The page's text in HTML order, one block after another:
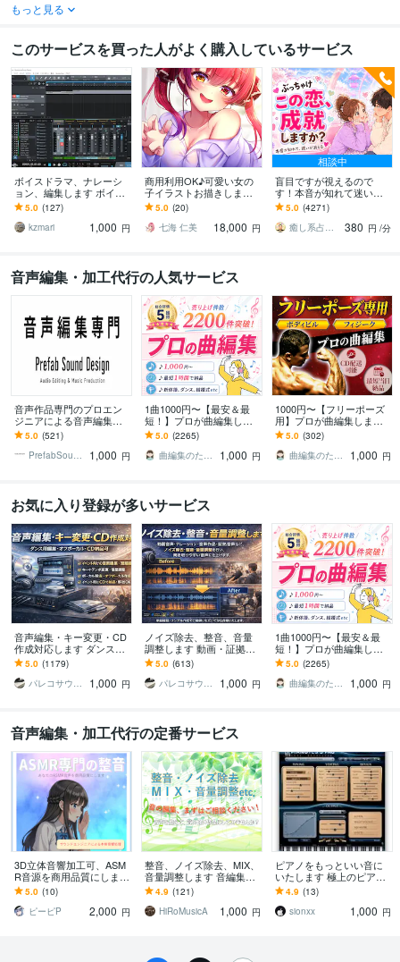
もっと見る
このサービスを買った人がよく購入しているサービス
ボイスドラマ、ナレーシ
ョン、編集します ボイス
ドラマの整音、効果音挿
入等、何でもご相談くだ
さい！
5.0 (127)
kzmari
1,000 円
商用利用OK♪可愛い女の
子イラストお描きします
商用利用可能な、とびっ
きり可愛いイラストをお
描きします♪
5.0 (20)
七海 仁美
18,000 円
相談中
盲目ですが視えるので
す！本音が知れて迷いが
消えます 合わない理由を
見つけ出し整えて一番楽
に噛み合う未来へ導きま
5.0 (4271)
癒し系占い師 まるタロー
380 円 /分
音声編集・加工代行の人気サービス
音声作品専門のプロエン
ジニアによる音声編集で
きます DLsite、シチュエ
ーションボイスなど実績1
000件以上！
5.0 (521)
PrefabSoundDesign
1,000 円
1曲1000円〜【最安＆最
短！】プロが曲編集しま
す カット、メドレー化、
キーやテンポ変更、ボー
カル除去
5.0 (2265)
曲編集のたべたろー
1,000 円
1000円〜【フリーポーズ
用】プロが曲編集します
音楽で差が付く！最後の
一音まで美しく、筋肉美
が引き立つ一曲に
5.0 (302)
曲編集のたべたろー
1,000 円
お気に入り登録が多いサービス
音声編集・キー変更・CD
作成対応します ダンスな
どのイベント用楽曲編
集・オフボーカル・CD納
品可
5.0 (1179)
パレコサウンド
1,000 円
ノイズ除去、整音、音量
調整します 動画・証拠音
声を聞き取りやすく改善
5.0 (613)
パレコサウンド
1,000 円
1曲1000円〜【最安＆最
短！】プロが曲編集しま
す カット、メドレー化、
キーやテンポ変更、ボー
カル除去
5.0 (2265)
曲編集のたべたろー
1,000 円
音声編集・加工代行の定番サービス
3D立体音響加工可、ASM
R音源を商用品質にします
ASMR専門・サウンドエン
ジニアによる「脳に届く
音」へ
5.0 (10)
ピーピP
2,000 円
整音、ノイズ除去、MIX、
音量調整します 音編集、
何でもご相談ください！
動画でも音声Onlyでも！
4.9 (121)
HiRoMusicA
1,000 円
ピアノをもっといい音に
いたします 極上のピアノ
音源【PIANOTEQ（ピア
ノテック）】を使用
4.9 (13)
sionxx
1,000 円